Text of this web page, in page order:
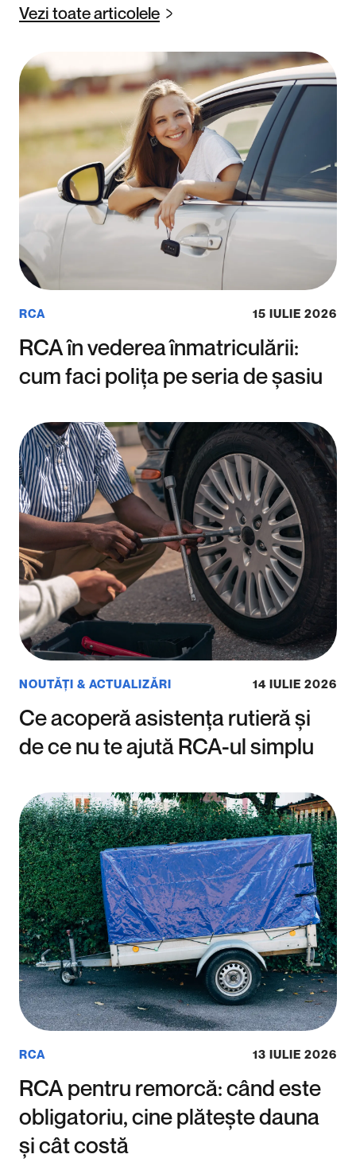
Vezi toate articolele
RCA 15 IULIE 2026
RCA în vederea înmatriculării:
cum faci polița pe seria de șasiu
NOUTĂȚI & ACTUALIZĂRI 14 IULIE 2026
Ce acoperă asistența rutieră și
de ce nu te ajută RCA-ul simplu
RCA 13 IULIE 2026
RCA pentru remorcă: când este
obligatoriu, cine plătește dauna
și cât costă